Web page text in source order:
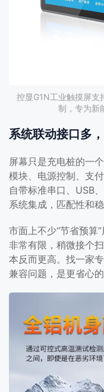
控显G1N工业触摸屏支
制，专为新
系统联动接口多
屏幕只是充电桩的一
模块、电源控制、支
自带标准串口、USB
系统集成，匹配性和稳
市面上不少“节省预算
非常有限，稍微接个
本反而更高。找一家
兼容问题，是更省心的